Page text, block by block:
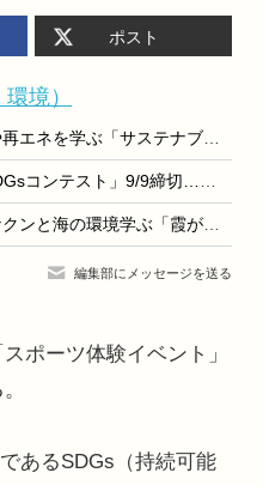
ポスト
境）
【夏休み2026】水素や再エネを学ぶ「サステナブルエネルギーツアー」自由研究にも
東京工科大「小学生SDGsコンテスト」9/9締切…漫画・文章・写真など募集
【夏休み2026】さかなクンと海の環境学ぶ「霞が関見学デー」環境省
編集部にメッセージを送る
ポーツ体験イベント」
あるSDGs（持続可能